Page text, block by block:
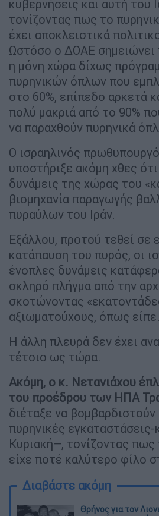
κυβερνήσεις και αυτή του
τονίζοντας πως το
έχει αποκλειστικά
Ωστόσο ο ΔΟΑΕ σημειώνει
η μόνη χώρα δίχως
πυρηνικών όπλων που
στο 60%, επίπεδο αρκετά
πολύ μακριά από το 90%
να παραχθούν πυρηνικά
Ο ισραηλινός
υποστήριξε ακόμη χθες
δυνάμεις της χώρας του
βιομηχανία παραγωγής
πυραύλων του Ιράν.
Εξάλλου, προτού τεθεί σε
κατάπαυση του πυρός, οι
ένοπλες δυνάμεις
σκληρό πλήγμα από την
σκοτώνοντας
αξιωματούχους, όπως είπε.
Η άλλη πλευρά δεν έχει
τέτοιο ως τώρα.
Ακόμη, ο κ. Νετανιάχου
του προέδρου των ΗΠΑ
διέταξε να βομβαρδιστούν
πυρηνικές εγκαταστάσεις-
Κυριακή–, τονίζοντας πως
είχε ποτέ καλύτερο φίλο
Διαβάστε ακόμη
Θρήνος για τον